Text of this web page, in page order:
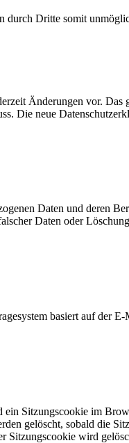
durch Dritte somit
Änderungen vor. Das
Die neue
Daten und deren
Daten oder
basiert auf der
Sitzungscookie im
gelöscht, sobald die
Sitzungscookie wird